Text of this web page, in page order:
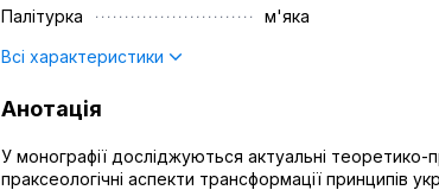
Палітурка
м'яка
Всі характеристики
Анотація
У монографії досліджуються актуальні теоретико-
праксеологічні аспекти трансформації принципів